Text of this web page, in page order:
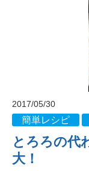
2017/05/30
簡単レシピ
とろろの代
大！